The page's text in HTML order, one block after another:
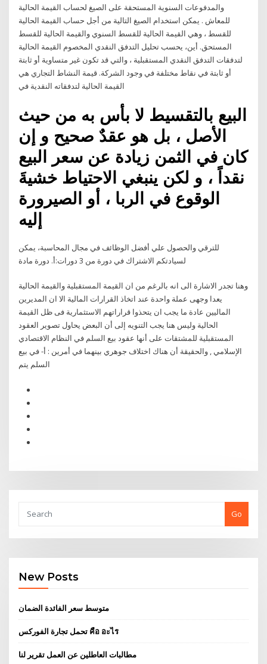
والمدفوعات السنوية المستحقة على الصيغ لحساب القيمة الحالية
للمعاش . يمكن استخدام الصيغ التالية من أجل حساب القيمة الحالية
للقسط ، وهي القيمة الحالية للقسط السنوي والقيمة الحالية للقسط
المستحق. أين، يحسب تحليل التدفق النقدي المخصوم القيمة الحالية
لتدفقات التدفق النقدي المستقبلية ، والتي قد تكون غير متساوية أو ثابتة
أو ثابتة في نقاط مختلفة في وجود الشركة. قيمة النشاط التجاري هي
القيمة الحالية لتدفقاته النقدية في
البيع بالتقسيط لا بأس به من حيث
الأصل ، بل هو عقدٌ صحيح و إن
كان في الثمن زيادة عن سعر البيع
نقداً ، و لكن ينبغي الاحتياط خشيةَ
الوقوع في الربا ، أو الصيرورة
إليه
للترقي والحصول علي أفضل الوظائف في مجال المحاسبة، يمكن
لسيادتكم الاشتراك في دورة من 3 دورات:‌أ. دورة مادة
وهنا تجدر الاشارة الى انه بالرغم من ان القيمة المستقبلية والقيمة الحالية
يعدا وجهى عملة واحدة عند اتخاذ القرارات المالية الا ان المديرين
الماليين عادة ما يجب ان يتحذوا قراراتهم الاستثمارية فى ظل القيمة
الحالية وليس هنا يجب التنويه إلى أن البعض يحاول تصوير العقود
المستقبلية للمشتقات على أنها عقود بيع السلم في النظام الاقتصادي
الإسلامي , والحقيقة أن هناك اختلاف جوهري بينهما في أمرين : أ- في بيع
السلم يتم
Go
New Posts
متوسط ​​سعر الفائدة الضمان
تحمل تجارة الفوركس คือ อะไร
مطالبات العاطلين عن العمل تقرير لنا